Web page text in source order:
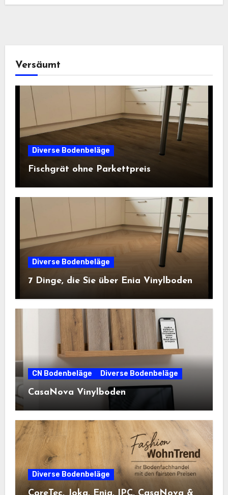
Versäumt
Diverse Bodenbeläge
Fischgrät ohne Parkettpreis
Diverse Bodenbeläge
7 Dinge, die Sie über Enia Vinylboden
CN Bodenbeläge Diverse Bodenbeläge
CasaNova Vinylboden
Diverse Bodenbeläge